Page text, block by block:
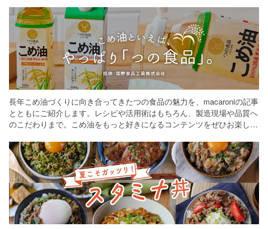
長年こめ油づくりに向き合ってきたつの食品の魅力を、macaroniの記事
とともにご紹介します。レシピや活用術はもちろん、製造現場や品質へ
のこだわりまで。こめ油をもっと好きになるコンテンツをぜひお楽しみ